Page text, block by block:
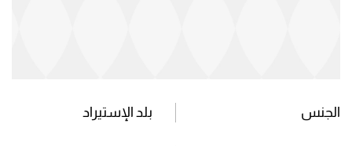
الجنس بلد الإستيراد